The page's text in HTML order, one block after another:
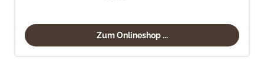
Zum Onlineshop ...